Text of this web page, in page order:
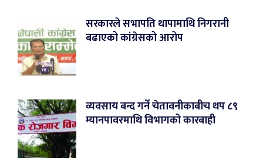
सरकारले सभापति थापामाथि निगरानी
बढाएको कांग्रेसको आरोप
व्यवसाय बन्द गर्ने चेतावनीकाबीच थप ८९
म्यानपावरमाथि विभागको कारबाही